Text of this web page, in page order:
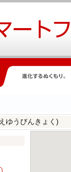
ゆうびんきょく)